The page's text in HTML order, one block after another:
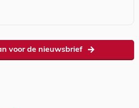
voor de nieuwsbrief